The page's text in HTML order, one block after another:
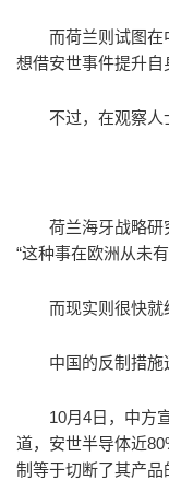
而荷兰则试图在
想借安世事件提升自
不过，在观察人
荷兰海牙战略研
“这种事在欧洲从未
而现实则很快就
中国的反制措施
10月4日，中方
道，安世半导体近
制等于切断了其产品